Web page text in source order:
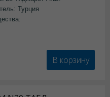
Турция
В корзину